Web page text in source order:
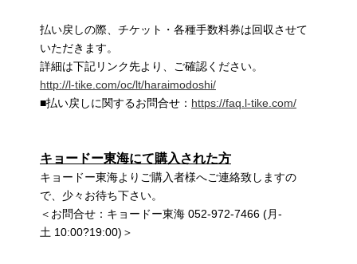
払い戻しの際、チケット・各種手数料券は回収させて
いただきます。
詳細は下記リンク先より、ご確認ください。
http://l-tike.com/oc/lt/haraimodoshi/
■払い戻しに関するお問合せ： https://faq.l-tike.com/
キョードー東海にて購入された方
キョードー東海よりご購入者様へご連絡致しますの
で、少々お待ち下さい。
＜お問合せ：キョードー東海 052-972-7466 (月-
土 10:00?19:00)＞